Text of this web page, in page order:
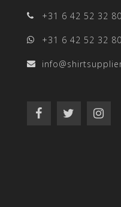
+31 6 42 52 32 80
+31 6 42 52 32 80